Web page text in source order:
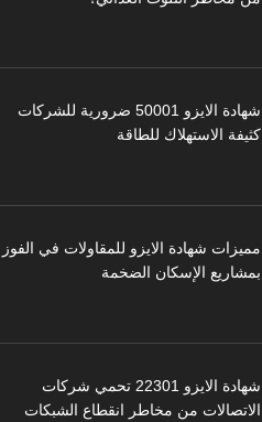
شهادة الايزو 50001 ضرورية للشركات
كثيفة الاستهلاك للطاقة
مميزات شهادة الايزو للمقاولات في الفوز
بمشاريع الإسكان الضخمة
شهادة الايزو 22301 تحمي شركات
الاتصالات من مخاطر انقطاع الشبكات